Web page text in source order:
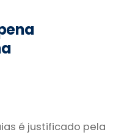
é justificado pela